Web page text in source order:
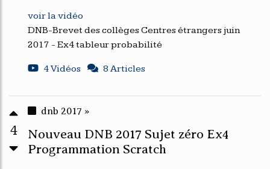
voir la vidéo
DNB-Brevet des collèges Centres étrangers juin
2017 - Ex4 tableur probabilité
4 Vidéos 8 Articles
4
dnb 2017 »
Nouveau DNB 2017 Sujet zéro Ex4
Programmation Scratch